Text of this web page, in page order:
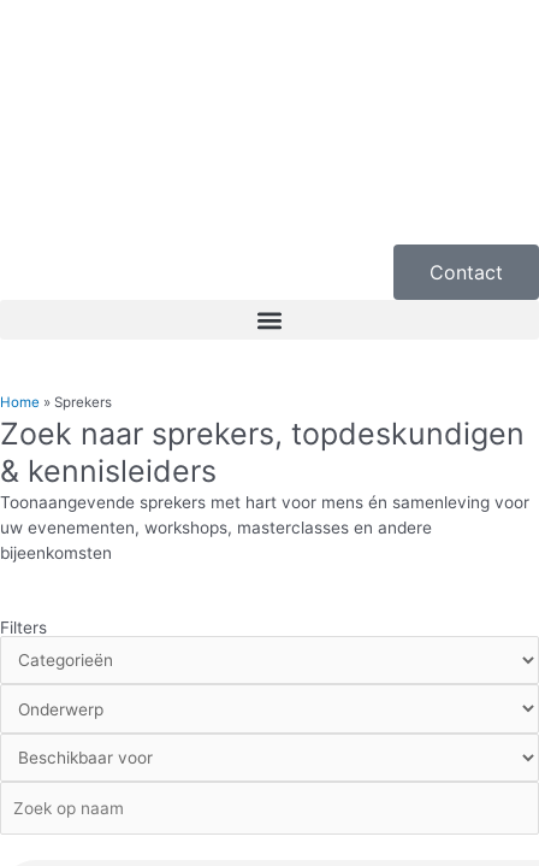
Contact
Home » Sprekers
Zoek naar sprekers, topdeskundigen
& kennisleiders
Toonaangevende sprekers met hart voor mens én samenleving voor
uw evenementen, workshops, masterclasses en andere
bijeenkomsten
Filters